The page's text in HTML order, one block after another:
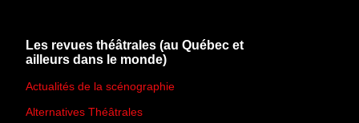
Les revues théâtrales (au Québec et
ailleurs dans le monde)
Actualités de la scénographie
Alternatives Théâtrales